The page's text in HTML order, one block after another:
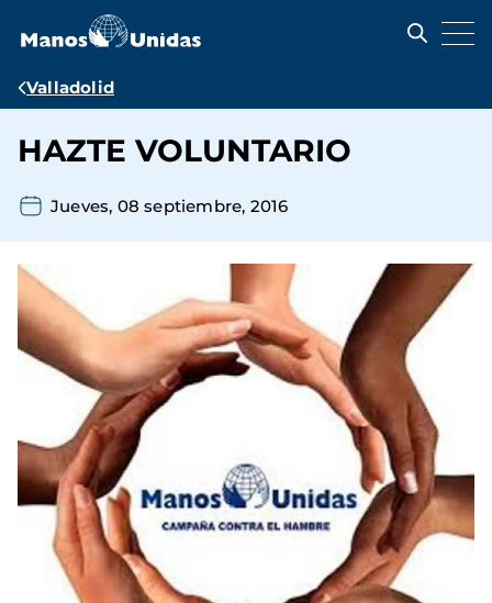
contenido
Ruta
navegación
Valladolid
HAZTE VOLUNTARIO
Jueves, 08 septiembre, 2016